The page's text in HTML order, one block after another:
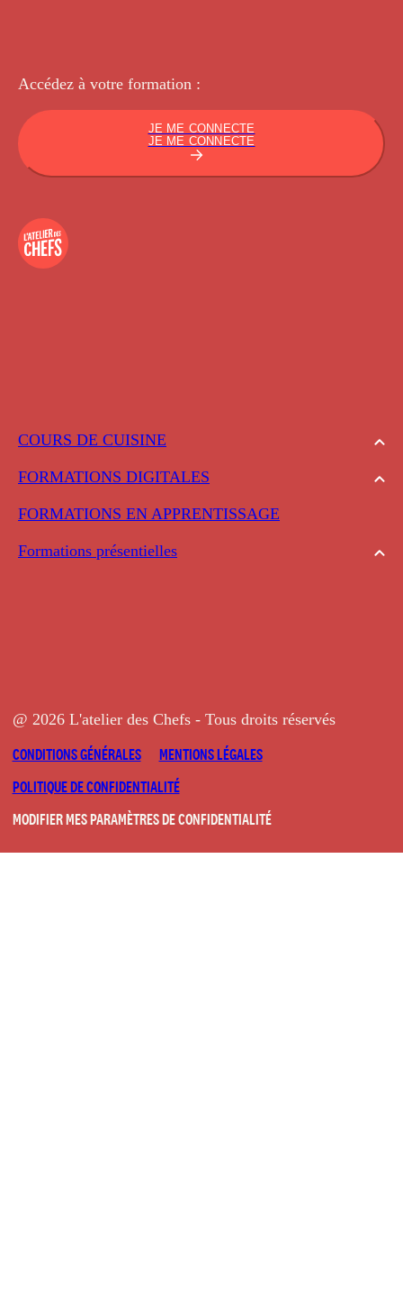
COURS DE CUISINE
FORMATIONS DIGITALES
FORMATIONS EN APPRENTISSAGE
Formations présentielles
Accédez à votre formation :
JE ME CONNECTE
JE ME CONNECTE
@ 2026 L'atelier des Chefs - Tous droits réservés
CONDITIONS GÉNÉRALES
MENTIONS LÉGALES
POLITIQUE DE CONFIDENTIALITÉ
MODIFIER MES PARAMÈTRES DE CONFIDENTIALITÉ